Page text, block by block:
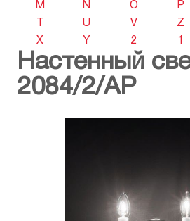
M
N O P
U V Z
X
Y 2 1
Настенный
2084/2/AP